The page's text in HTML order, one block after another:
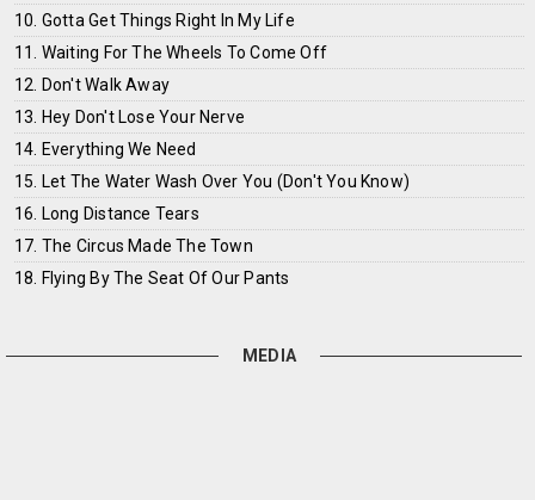
10. Gotta Get Things Right In My Life
11. Waiting For The Wheels To Come Off
12. Don't Walk Away
13. Hey Don't Lose Your Nerve
14. Everything We Need
15. Let The Water Wash Over You (Don't You Know)
16. Long Distance Tears
17. The Circus Made The Town
18. Flying By The Seat Of Our Pants
MEDIA